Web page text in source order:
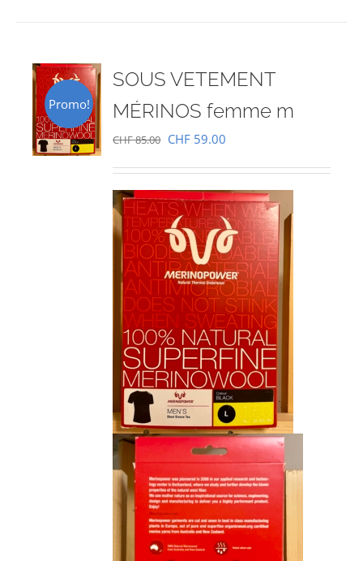
Promo!
SOUS VETEMENT
MÉRINOS femme m
CHF85.00 Le
initial
était :
CHF 85.00.
CHF 59.00
actuel
est :
CHF 59.00.